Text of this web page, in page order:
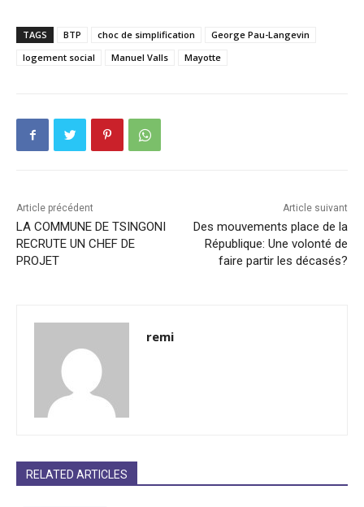
TAGS BTP choc de simplification
George Pau-Langevin
logement social
Manuel Valls Mayotte
Article précédent
LA COMMUNE DE TSINGONI
RECRUTE UN CHEF DE
PROJET
Article suivant
Des mouvements place de la
République: Une volonté de
faire partir les décasés?
remi
RELATED ARTICLES